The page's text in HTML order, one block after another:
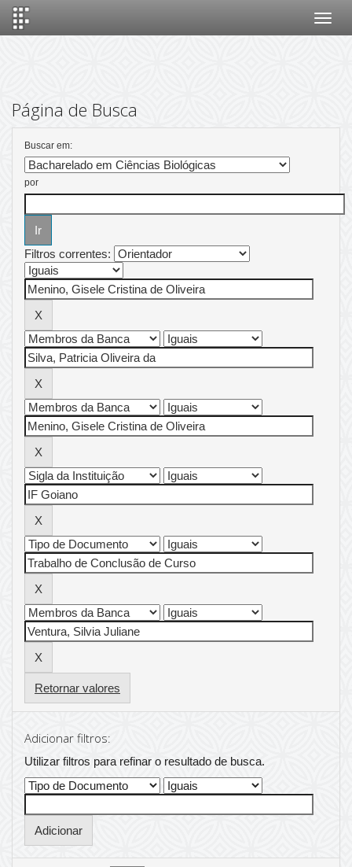
Página de Busca
Buscar em:
por
Filtros correntes:
Retornar valores
Adicionar filtros:
Utilizar filtros para refinar o resultado de busca.